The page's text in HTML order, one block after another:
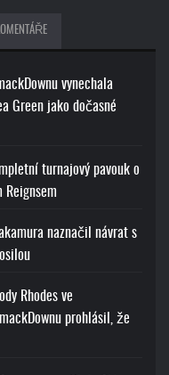
vynechala
Green jako dočasné
turnajový pavouk o
Reignsem
naznačil návrat s
Rhodes ve
prohlásil, že